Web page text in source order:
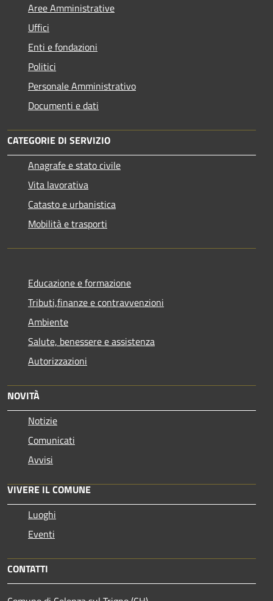
Aree Amministrative
Uffici
Enti e fondazioni
Politici
Personale Amministrativo
Documenti e dati
CATEGORIE DI SERVIZIO
Anagrafe e stato civile
Vita lavorativa
Catasto e urbanistica
Mobilità e trasporti
Educazione e formazione
Tributi,finanze e contravvenzioni
Ambiente
Salute, benessere e assistenza
Autorizzazioni
NOVITÀ
Notizie
Comunicati
Avvisi
VIVERE IL COMUNE
Luoghi
Eventi
CONTATTI